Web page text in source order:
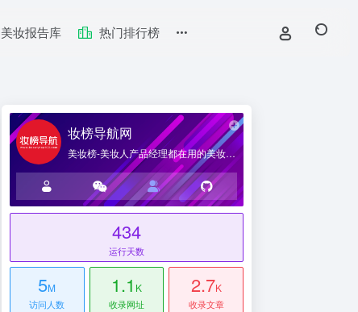
美妆报告库 热门排行榜
妆榜导航网
美妆榜-美妆人产品经理都在用的美妆产业导航网站
434
运行天数
5M
访问人数
1.1 K
收录网址
2.7K
收录文章